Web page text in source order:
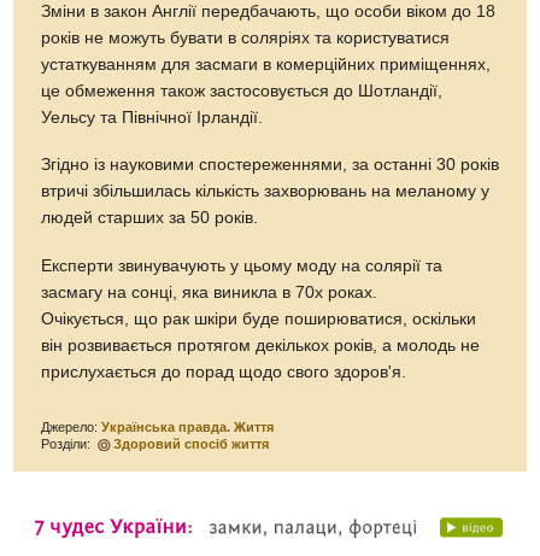
Зміни в закон Англії передбачають, що особи віком до 18
років не можуть бувати в соляріях та користуватися
устаткуванням для засмаги в комерційних приміщеннях,
це обмеження також застосовується до Шотландії,
Уельсу та Північної Ірландії.
Згідно із науковими спостереженнями, за останні 30 років
втричі збільшилась кількість захворювань на меланому у
людей старших за 50 років.
Експерти звинувачують у цьому моду на солярії та
засмагу на сонці, яка виникла в 70х роках.
Очікується, що рак шкіри буде поширюватися, оскільки
він розвивається протягом декількох років, а молодь не
прислухається до порад щодо свого здоров'я.
Джерело:Українська правда. Життя
Розділи:
Здоровий спосіб життя